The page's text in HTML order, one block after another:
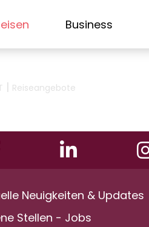
Business
| Reiseangebote
Neuigkeiten & Updates
Stellen - Jobs